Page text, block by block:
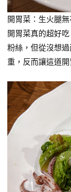
開胃菜：生火腿
開胃菜真的超好
粉絲，但從沒想
重，反而讓這道開